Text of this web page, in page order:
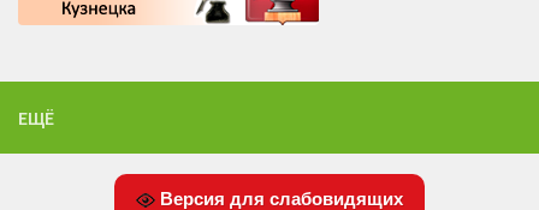
ЕЩЁ
Версия для слабовидящих